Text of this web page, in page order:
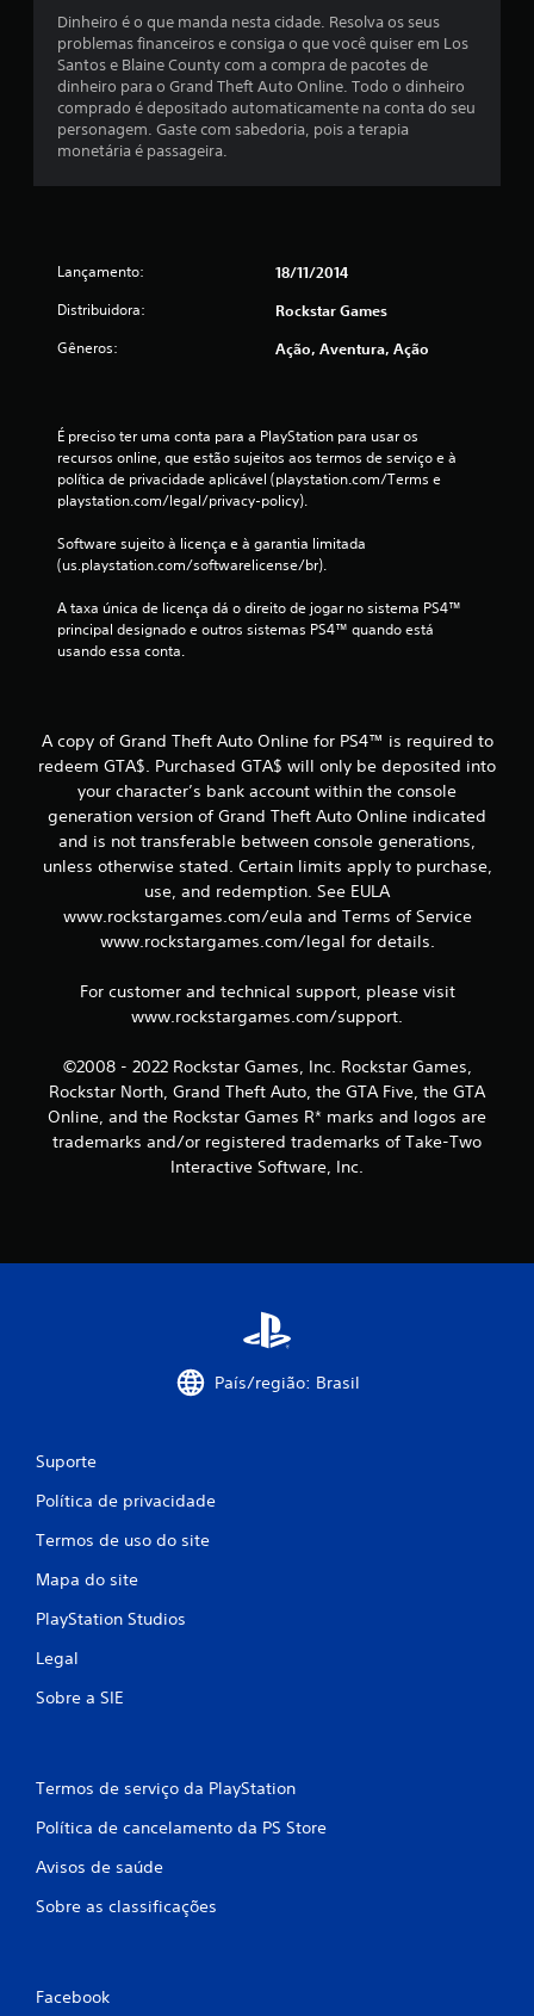
u
t
t
9
a
i
f
i
c
a
ç
õ
s
Dinheiro é o que manda nesta cidade. Resolva os seus
problemas financeiros e consiga o que você quiser em Los
Santos e Blaine County com a compra de pacotes de
dinheiro para o Grand Theft Auto Online. Todo o dinheiro
comprado é depositado automaticamente na conta do seu
personagem. Gaste com sabedoria, pois a terapia
monetária é passageira.
Lançamento: 18/11/2014
Distribuidora: Rockstar Games
Gêneros: Ação, Aventura, Ação
É preciso ter uma conta para a PlayStation para usar os
recursos online, que estão sujeitos aos termos de serviço e à
política de privacidade aplicável (playstation.com/Terms e
playstation.com/legal/privacy-policy).
Software sujeito à licença e à garantia limitada
(us.playstation.com/softwarelicense/br).
A taxa única de licença dá o direito de jogar no sistema PS4™
principal designado e outros sistemas PS4™ quando está
usando essa conta.
A copy of Grand Theft Auto Online for PS4™ is required to
redeem GTA$. Purchased GTA$ will only be deposited into
your character’s bank account within the console
generation version of Grand Theft Auto Online indicated
and is not transferable between console generations,
unless otherwise stated. Certain limits apply to purchase,
use, and redemption. See EULA
www.rockstargames.com/eula and Terms of Service
www.rockstargames.com/legal for details.
For customer and technical support, please visit
www.rockstargames.com/support.
©2008 - 2022 Rockstar Games, Inc. Rockstar Games,
Rockstar North, Grand Theft Auto, the GTA Five, the GTA
Online, and the Rockstar Games R* marks and logos are
trademarks and/or registered trademarks of Take-Two
Interactive Software, Inc.
País/região: Brasil
Suporte
Política de privacidade
Termos de uso do site
Mapa do site
PlayStation Studios
Legal
Sobre a SIE
Termos de serviço da PlayStation
Política de cancelamento da PS Store
Avisos de saúde
Sobre as classificações
Facebook